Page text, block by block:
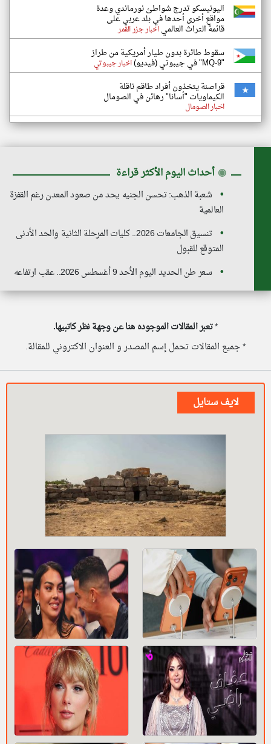
اليونيسكو تدرج شواطئ نورماندي وعدة
مواقع أخرى أحدها في بلد عربي على
قائمة التراث العالمياخبار جزر القمر
سقوط طائرة بدون طيار أمريكية من طراز
"MQ-9" في جيبوتي (فيديو) اخبار جيبوتي
قراصنة يتخذون أفراد طاقم ناقلة
الكيماويات "أسانا" رهائن في الصومال
اخبار الصومال
◉ أحداث اليوم الأكثر قراءة
شعبة الذهب: تحسن الجنيه يحد من صعود المعدن رغم القفزة
العالمية
تنسيق الجامعات 2026.. كليات المرحلة الثانية والحد الأدنى
المتوقع للقبول
سعر طن الحديد اليوم الأحد 9 أغسطس 2026.. عقب ارتفاعه
*تعبر المقالات الموجوده هنا عن وجهة نظر كاتبيها.
* جميع المقالات تحمل إسم المصدر و العنوان الاكتروني للمقالة.
لايف ستايل